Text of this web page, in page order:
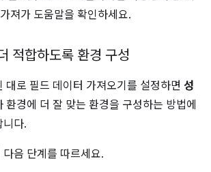
져가 도움말을 확인하세요.
적합하도록 환경 구성
대로 필드 데이터 가져오기를 설정하면 성
환경에 더 잘 맞는 환경을 구성하는 방법에
니다.
음 단계를 따르세요.